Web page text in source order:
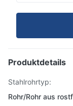
Produktdetails
Stahlrohrtyp:
Rohr/Rohr aus